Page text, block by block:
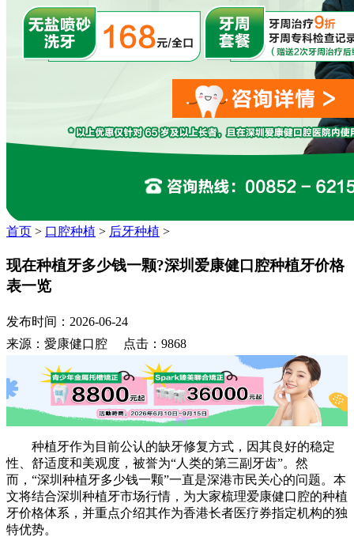
首页 > 口腔种植 > 后牙种植 >
现在种植牙多少钱一颗?深圳爱康健口腔种植牙价格
表一览
发布时间：2026-06-24
来源：愛康健口腔 点击：9868
种植牙作为目前公认的缺牙修复方式，因其良好的稳定
性、舒适度和美观度，被誉为“人类的第三副牙齿”。然
而，“深圳种植牙多少钱一颗”一直是深港市民关心的问题。本
文将结合深圳种植牙市场行情，为大家梳理爱康健口腔的种植
牙价格体系，并重点介绍其作为香港长者医疗券指定机构的独
特优势。